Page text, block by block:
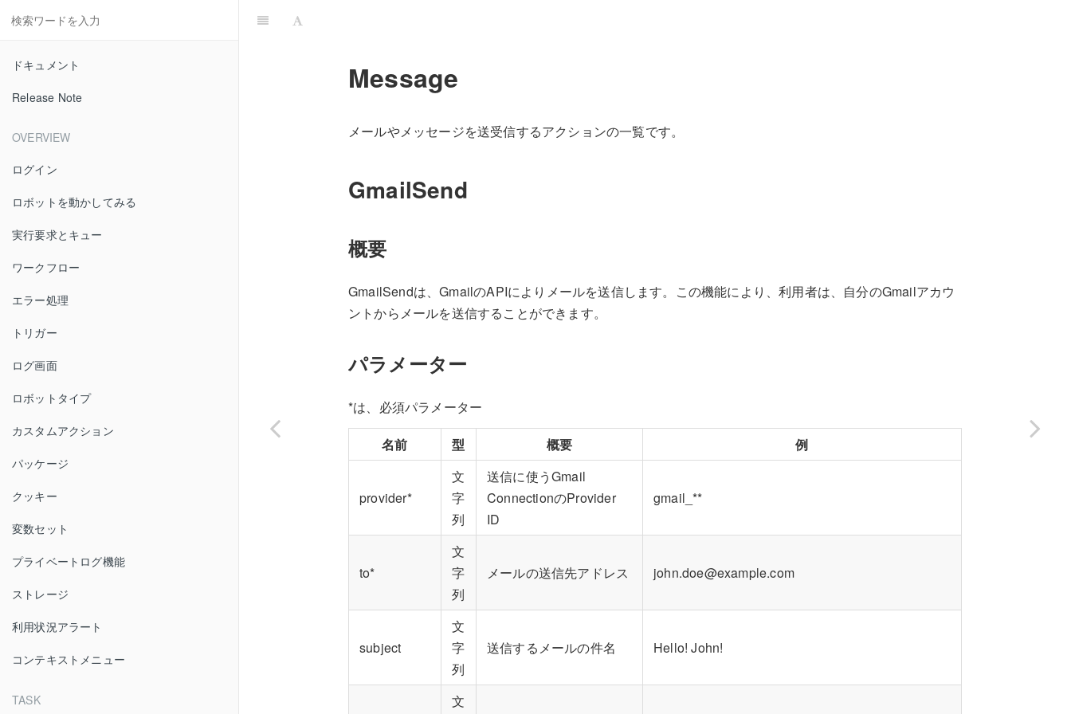
ドキュメント
Release Note
OVERVIEW
ログイン
ロボットを動かしてみる
実行要求とキュー
ワークフロー
エラー処理
トリガー
ログ画面
ロボットタイプ
カスタムアクション
パッケージ
クッキー
変数セット
プライベートログ機能
ストレージ
利用状況アラート
コンテキストメニュー
TASK
Message
メールやメッセージを送受信するアクションの一覧です。
GmailSend
概要
GmailSendは、GmailのAPIによりメールを送信します。この機能により、利用者は、自分のGmailアカウ
ントからメールを送信することができます。
パラメーター
*は、必須パラメーター
名前 型 概要 例
provider*
文
字
列
送信に使うGmail
ConnectionのProvider
ID
gmail_**
to*
文
字
列
メールの送信先アドレス john.doe@example.com
subject
文
字
列
送信するメールの件名 Hello! John!
文